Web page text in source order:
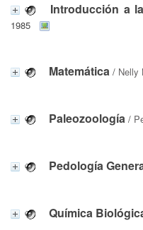
Introducción a
1985
Matemática / Nelly
Paleozoología /
Pedología
Química